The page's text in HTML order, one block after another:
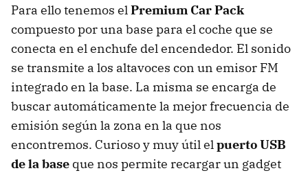
Para ello tenemos elPremium Car Pack
compuesto por una base para el coche que se
conecta en el enchufe del encendedor. El sonido
se transmite a los altavoces con un emisor FM
integrado en la base. La misma se encarga de
buscar automáticamente la mejor frecuencia de
emisión según la zona en la que nos
encontremos. Curioso y muy útil elpuertoUSB
de la base que nos permite recargar un gadget